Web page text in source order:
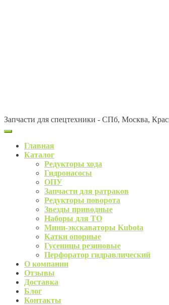
Запчасти для спецтехники - СПб, Москва,
Главная
Каталог
Редукторы хода
Гидронасосы
ОПУ
Запчасти для ратраков
Редукторы поворота
Звезды приводные
Наборы для ТО
Мини-экскаваторы Kubota
Катки опорные
Гусеницы резиновые
Перфоратор гидравлический
О компании
Отзывы
Доставка
Блог
Контакты